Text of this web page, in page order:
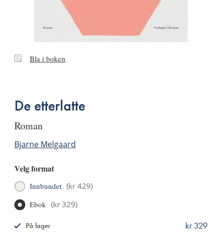
BlaBla i boken
De etterlatte
roman
Bjarne Melgaard
Velg format
Innbundet (kr 429)
Ebok (kr 329)
kr 329
På lager